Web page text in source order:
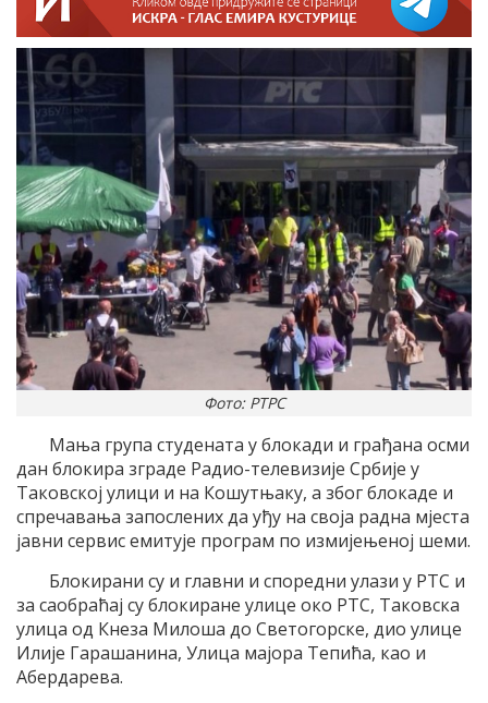
Фото: РТРС
Мања група студената у блокади и грађана осми
дан блокира зграде Радио-телевизије Србије у
Таковској улици и на Кошутњаку, а због блокаде и
спречавања запослених да уђу на своја радна мјеста
јавни сервис емитује програм по измијењеној шеми.
Блокирани су и главни и споредни улази у РТС и
за саобраћај су блокиране улице око РТС, Таковска
улица од Кнеза Милоша до Светогорске, дио улице
Илије Гарашанина, Улица мајора Тепића, као и
Абердарева.